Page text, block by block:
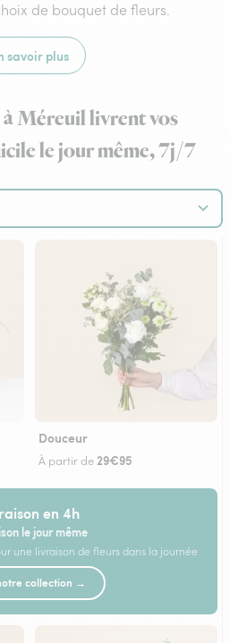
de bouquet de fleurs.
savoir plus
Méreuil livrent vos
le jour même, 7j/7
Douceur
À partir de 29€95
en 4h
le jour même
une livraison de fleurs dans la journée
collection →